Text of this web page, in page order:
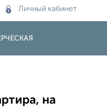
Личный кабинет
на